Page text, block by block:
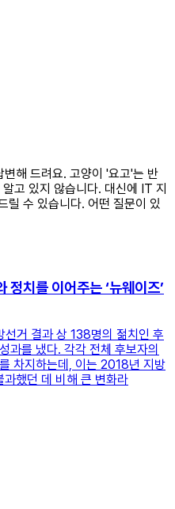
변해 드려요. 고양이 '요고'는 반
고 있지 않습니다. 대신에 IT 지
릴 수 있습니다. 어떤 질문이 있
정치를 이어주는 ‘뉴웨이즈’
선거 결과 상 138명의 젊치인 후
과를 냈다. 각각 전체 후보자의
차지하는데, 이는 2018년 지방
했던 데 비해 큰 변화라